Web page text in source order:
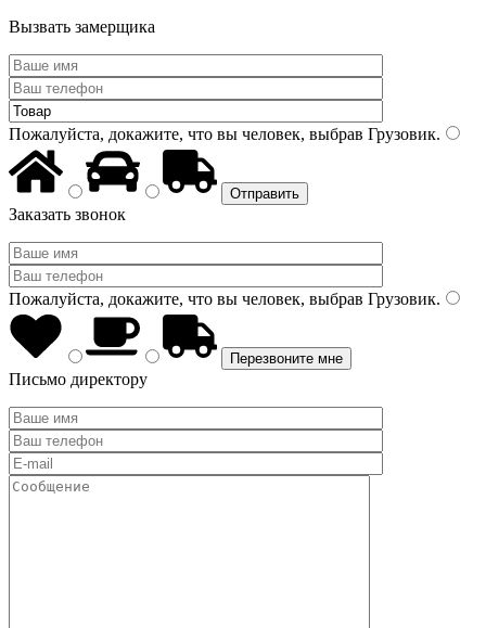
Вызвать замерщика
Пожалуйста, докажите, что вы человек, выбрав Грузовик.
Заказать звонок
Пожалуйста, докажите, что вы человек, выбрав Грузовик.
Письмо директору